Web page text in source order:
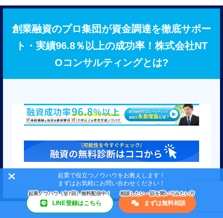
創業融資のプロ集団が資金調達を徹底サポー
ト・実績96.8％以上の成功率！株式会社NT
Oコンサルティングとは?
起業で役立つノウハウをお教えします！
まずはお気軽にお問い合わせください！
LINE登録はこちら まずは無料相談